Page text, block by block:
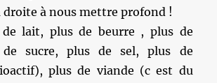
droite à nous mettre profond !
lait, plus de beurre , plus de
sucre, plus de sel, plus de
plus de viande (c est du